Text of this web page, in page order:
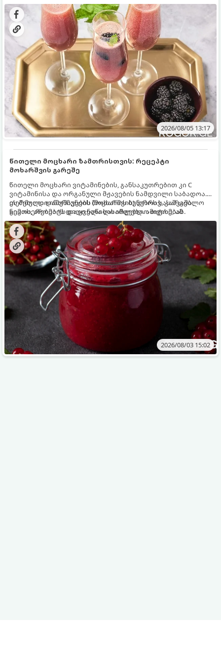
დახვეწილ და მაგრილებელ კოქტეილს.
2026/08/05 13:17
წითელი მოცხარი ზამთრისთვის: რეცეპტი
მოხარშვის გარეშე
წითელი მოცხარი ვიტამინების, განსაკუთრებით კი C
ვიტამინისა და ორგანული მჟავების ნამდვილი საბადოა.
თერმული დამუშავების (მოხარშვის) დროს სასარგებლო
ნივთიერებების დიდი ნაწილი იშლება. ამიტომ, ამ
კენკრის ზამთრისთვის შესანახად საუკეთესო გზა
„ცოცხალი ჯემის“ მომზადებაა - მოხარშვის გარეშე.
ეს მეთოდი ინარჩუნებს მოცხარის ბუნებრივ, კაშკაშა
გემოს, არომატს და ყველა სასარგებლო თვისებას.
2026/08/03 15:02